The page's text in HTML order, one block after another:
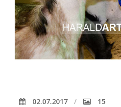
02.07.2017 15